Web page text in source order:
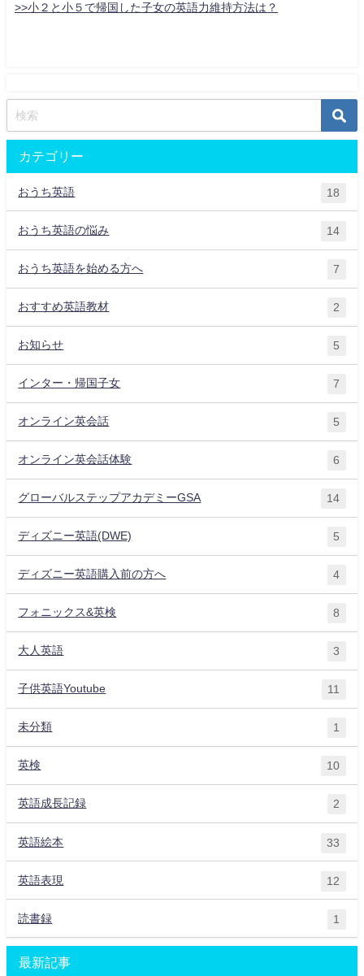
>>小２と小５で帰国した子女の英語力維持方法は？
カテゴリー
おうち英語 18
おうち英語の悩み 14
おうち英語を始める方へ 7
おすすめ英語教材 2
お知らせ 5
インター・帰国子女 7
オンライン英会話 5
オンライン英会話体験 6
グローバルステップアカデミーGSA 14
ディズニー英語(DWE) 5
ディズニー英語購入前の方へ 4
フォニックス&英検 8
大人英語 3
子供英語Youtube 11
未分類 1
英検 10
英語成長記録 2
英語絵本 33
英語表現 12
読書録 1
最新記事